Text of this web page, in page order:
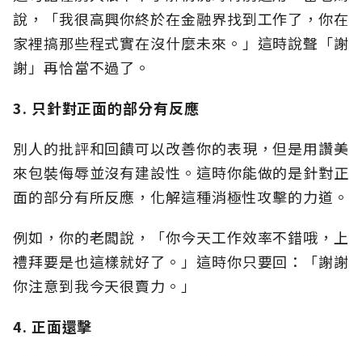
說，「我很高興你終於在金融界找到工作了，你在
家裡搞那些程式實在沒什麼未來。」這時說聲「謝
謝」再恰當不過了。
3. 只針對正面的部分有反應
別人的批評和回饋可以改善你的表現，但是用讚美
來包裝侮辱並沒有建設性。這時你能做的是針對正
面的部分有所反應，化解這種消極性攻擊的力道。
例如，你的老闆說，「你今天工作效率不錯哦，上
禮拜要是也這樣就好了。」這時你只要回：「謝謝
你注意到我今天很賣力。」
4. 正面還擊